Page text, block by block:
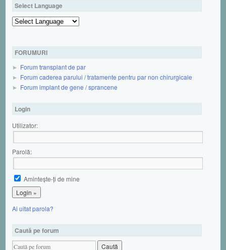
Select Language
FORUMURI
Forum transplant de par
Forum caderea parului / tratamente pentru par non chirurgicale
Forum implant de gene / sprancene
Login
Utilizator:
Parolă:
Aminteşte-ţi de mine
Ai uitat parola?
Caută pe forum